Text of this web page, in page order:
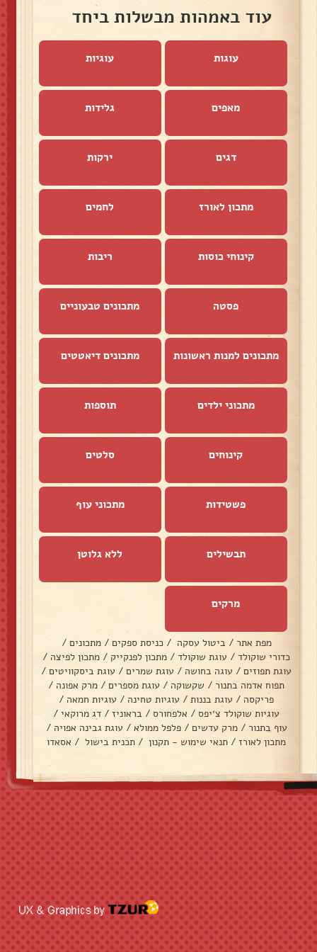
עוד באמהות מבשלות ביחד
עוגות עוגיות
מאפים גלידות
דגים ירקות
מתכון לאורז לחמים
קינוחי כוסות ריבות
פסטה מתכונים טבעוניים
מתכונים למנות ראשונות מתכונים דיאטטים
מתכוני ילדים תוספות
קינוחים סלטים
פשטידות מתכוני עוף
תבשילים ללא גלוטן
מרקים
מפת אתר / ביטול עסקה / כניסת ספקים / מתכונים /
כדורי שוקולד / עוגת שוקולד / מתכון לפנקייק / מתכון לפיצה /
עוגת תפוזים / עוגה בחושה / עוגת שמרים / עוגת ביסקוויטים /
תפוח אדמה בתנור / שקשוקה / עוגת מספרים / מרק אפונה /
פריקסה / עוגת בננות / עוגיות טחינה / עוגיות חמאה /
עוגיות שוקולד צ׳יפס / אלפחורס / בראוניז / דג מרוקאי /
עוף בתנור / מרק עדשים / פלפל ממולא / עוגת גבינה אפויה /
מתכון לאורז / תנאי שימוש - תקנון / תכנית בישול / אסאדו